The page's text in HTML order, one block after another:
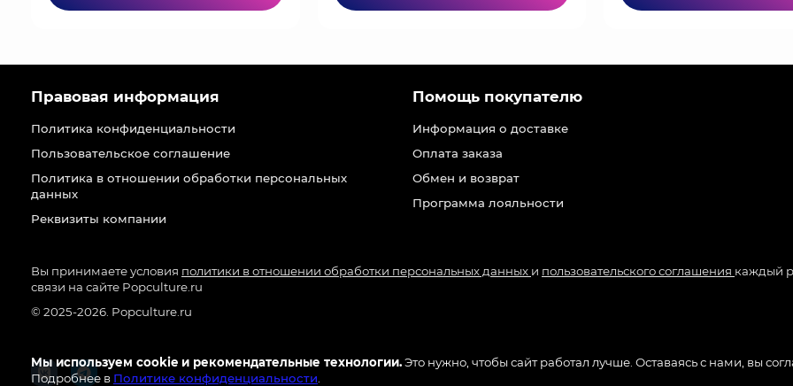
Мы используем cookie и рекомендательные технологии.Это нужно, чтобы сайт работал лучше. Оставаясь с нами, вы
Подробнее в Политике конфиденциальности
Правовая информация
Политика конфиденциальности
Пользовательское соглашение
Политика в отношении обработки персональных
данных
Реквизиты компании
Помощь покупателю
Информация о доставке
Оплата заказа
Обмен и возврат
Программа лояльности
Вы принимаете условия политики в отношении обработки персональных данных и пользовательского соглашения каждый
связи на сайте Popculture.ru
© 2025-2026. Popculture.ru